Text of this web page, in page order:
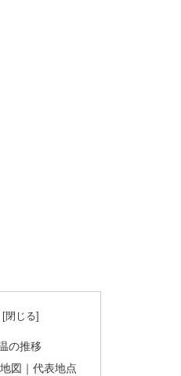
の推移
地図｜代表地点